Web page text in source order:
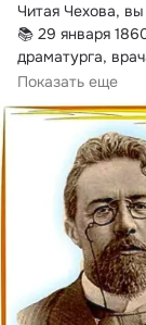
Читая Чехова,
📚 29 января
драматурга,
🌟 Антон...
Показать еще